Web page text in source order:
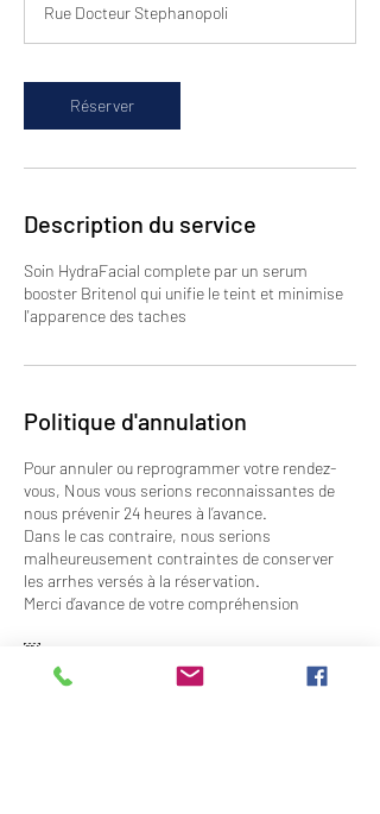
i
n
Rue Docteur Stephanopoli
Réserver
Description du service
Soin HydraFacial complete par un serum
booster Britenol qui unifie le teint et minimise
l'apparence des taches
Politique d'annulation
Pour annuler ou reprogrammer votre rendez-
vous, Nous vous serions reconnaissantes de
nous prévenir 24 heures à l’avance.
Dans le cas contraire, nous serions
malheureusement contraintes de conserver
les arrhes versés à la réservation.
Merci d’avance de votre compréhension
￼